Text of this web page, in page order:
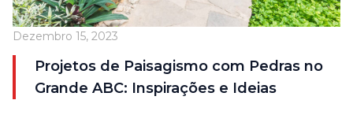
Dezembro 15, 2023
Projetos de Paisagismo com Pedras no
Grande ABC: Inspirações e Ideias